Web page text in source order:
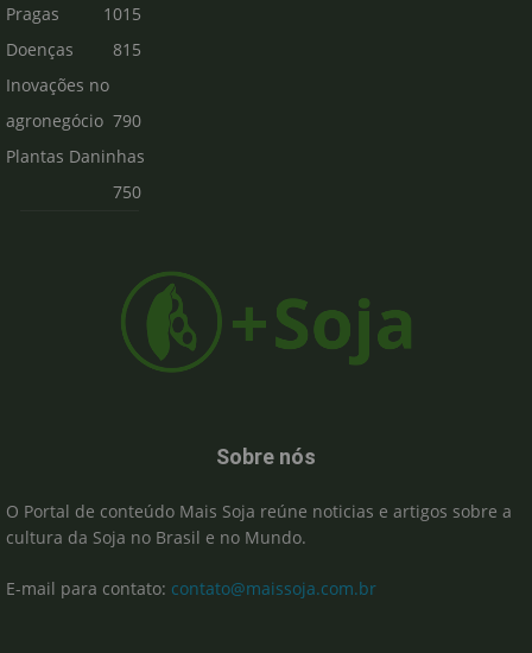
Pragas
1015
Doenças
815
Inovações no
agronegócio 790
Plantas Daninhas
750
Sobre nós
O Portal de conteúdo Mais Soja reúne noticias e artigos sobre a
cultura da Soja no Brasil e no Mundo.
E-mail para contato: contato@maissoja.com.br